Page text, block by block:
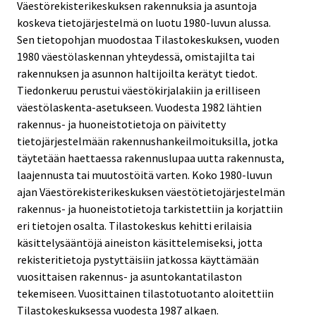
Väestörekisterikeskuksen rakennuksia ja asuntoja
koskeva tietojärjestelmä on luotu 1980-luvun alussa.
Sen tietopohjan muodostaa Tilastokeskuksen, vuoden
1980 väestölaskennan yhteydessä, omistajilta tai
rakennuksen ja asunnon haltijoilta kerätyt tiedot.
Tiedonkeruu perustui väestökirjalakiin ja erilliseen
väestölaskenta-asetukseen. Vuodesta 1982 lähtien
rakennus- ja huoneistotietoja on päivitetty
tietojärjestelmään rakennushankeilmoituksilla, jotka
täytetään haettaessa rakennuslupaa uutta rakennusta,
laajennusta tai muutostöitä varten. Koko 1980-luvun
ajan Väestörekisterikeskuksen väestötietojärjestelmän
rakennus- ja huoneistotietoja tarkistettiin ja korjattiin
eri tietojen osalta. Tilastokeskus kehitti erilaisia
käsittelysääntöjä aineiston käsittelemiseksi, jotta
rekisteritietoja pystyttäisiin jatkossa käyttämään
vuosittaisen rakennus- ja asuntokantatilaston
tekemiseen. Vuosittainen tilastotuotanto aloitettiin
Tilastokeskuksessa vuodesta 1987 alkaen.